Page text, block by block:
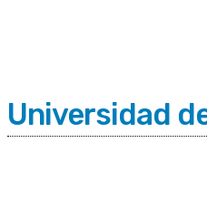
Universidad